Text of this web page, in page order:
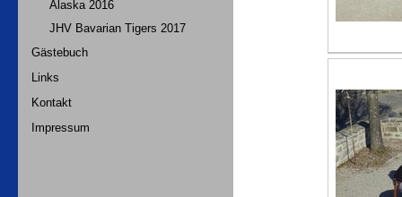
Alaska 2016
JHV Bavarian Tigers 2017
Gästebuch
Links
Kontakt
Impressum